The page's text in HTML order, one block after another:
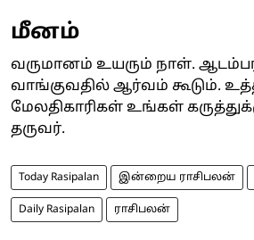
மீனம்
வருமானம் உயரும் நாள்.
வாங்குவதில் ஆர்வம் கூடும்.
மேலதிகாரிகள் உங்கள்
தருவர்.
Today Rasipalan இன்றைய ராசிபலன்
Daily Rasipalan ராசிபலன்